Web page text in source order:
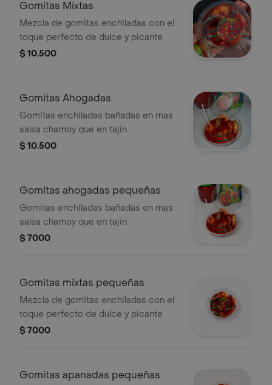
Gomitas Mixtas
Mezcla de gomitas enchiladas con el
toque perfecto de dulce y picante
$ 10.500
Gomitas Ahogadas
Gomitas enchiladas bañadas en mas
salsa chamoy que en tajin
$ 10.500
Gomitas ahogadas pequeñas
Gomitas enchiladas bañadas en mas
salsa chamoy que en tajin
$ 7000
Gomitas mixtas pequeñas
Mezcla de gomitas enchiladas con el
toque perfecto de dulce y picante
$ 7000
Gomitas apanadas pequeñas